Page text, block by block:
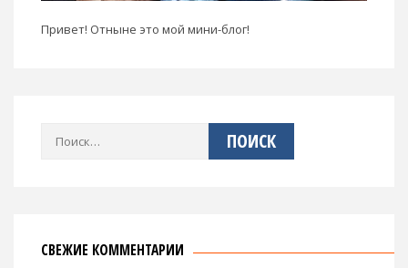
Привет! Отныне это мой мини-блог!
Найти:
СВЕЖИЕ КОММЕНТАРИИ